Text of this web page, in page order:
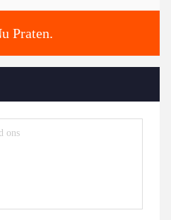
Praten.